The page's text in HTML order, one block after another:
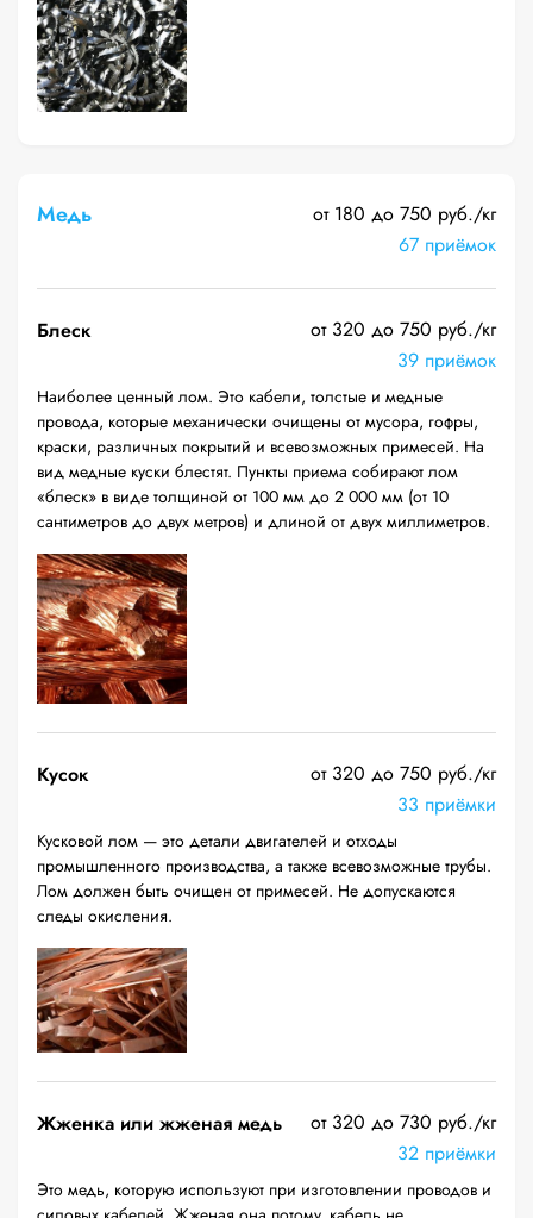
Медь
от 180 до 750 руб./кг
67 приёмок
Блеск
от 320 до 750 руб./кг
39 приёмок
Наиболее ценный лом. Это кабели, толстые и медные
провода, которые механически очищены от мусора, гофры,
краски, различных покрытий и всевозможных примесей. На
вид медные куски блестят. Пункты приема собирают лом
«блеск» в виде толщиной от 100 мм до 2 000 мм (от 10
сантиметров до двух метров) и длиной от двух миллиметров.
Кусок
от 320 до 750 руб./кг
33 приёмки
Кусковой лом — это детали двигателей и отходы
промышленного производства, а также всевозможные трубы.
Лом должен быть очищен от примесей. Не допускаются
следы окисления.
Жженка или жженая медь
от 320 до 730 руб./кг
32 приёмки
Это медь, которую используют при изготовлении проводов и